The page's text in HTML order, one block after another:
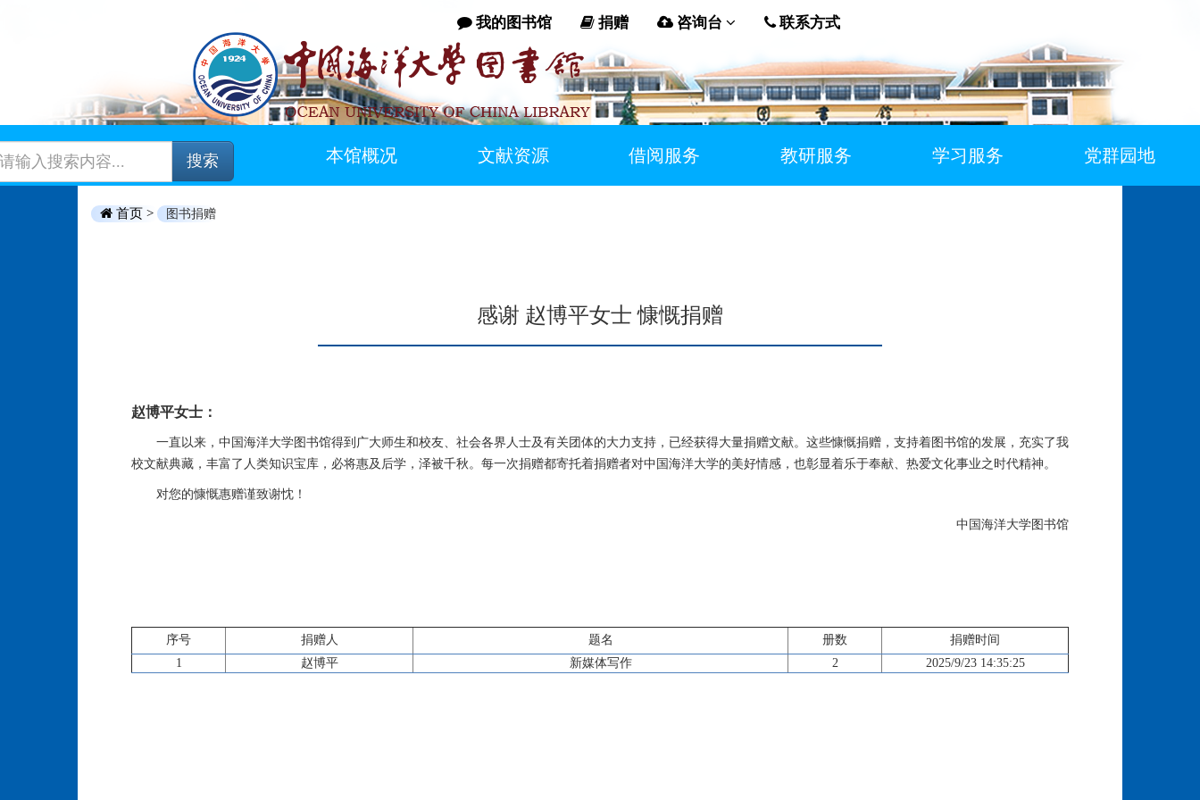
我的图书馆 捐赠 咨询台 联系方式
搜索 本馆概况 文献资源 借阅服务 教研服务 学习服务 党群园地
首页 > 图书捐赠
感谢 赵博平女士 慷慨捐赠
赵博平女士：
一直以来，中国海洋大学图书馆得到广大师生和校友、社会各界人士及有关团体的大力支持，已经获得大量捐赠文献。这些慷慨捐赠，支持着图书馆的发展，充实了我
校文献典藏，丰富了人类知识宝库，必将惠及后学，泽被千秋。每一次捐赠都寄托着捐赠者对中国海洋大学的美好情感，也彰显着乐于奉献、热爱文化事业之时代精神。
对您的慷慨惠赠谨致谢忱！
中国海洋大学图书馆
序号 捐赠人 题名 册数
捐赠时间
1
赵博平 新媒体写作 2 2025/9/23 14:35:25